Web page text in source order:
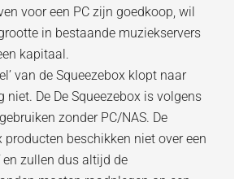
voor een PC zijn goedkoop, wil
in bestaande muziekservers
kapitaal.
van de Squeezebox klopt naar
niet. De De Squeezebox is volgens
zonder PC/NAS. De
producten beschikken niet over een
zullen dus altijd de